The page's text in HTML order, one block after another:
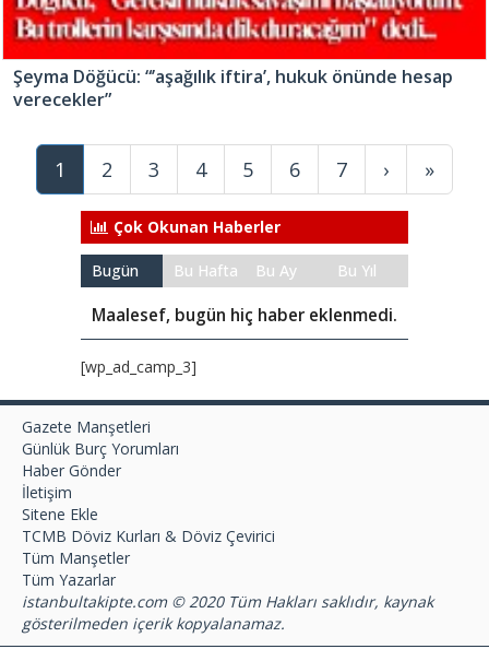
Şeyma Döğücü: “’aşağılık iftira’, hukuk önünde hesap
verecekler”
1 2 3 4 5 6 7 › »
Çok Okunan Haberler
Bugün Bu Hafta Bu Ay Bu Yıl
Maalesef, bugün hiç haber eklenmedi.
[wp_ad_camp_3]
Gazete Manşetleri
Günlük Burç Yorumları
Haber Gönder
İletişim
Sitene Ekle
TCMB Döviz Kurları & Döviz Çevirici
Tüm Manşetler
Tüm Yazarlar
istanbultakipte.com © 2020 Tüm Hakları saklıdır, kaynak
gösterilmeden içerik kopyalanamaz.